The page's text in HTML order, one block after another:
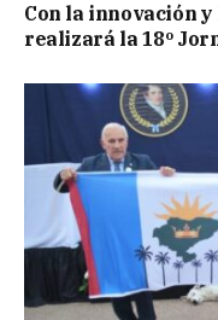
Con la innovación
realizará la 18º